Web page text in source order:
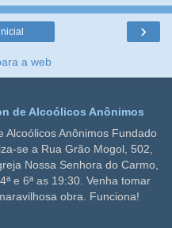
›
a web
de Alcoólicos Anônimos
Alcoólicos Anônimos Fundado
se a Rua Grão Mogol, 502,
Nossa Senhora do Carmo,
e 6ª as 19:30. Venha tomar
obra. Funciona!